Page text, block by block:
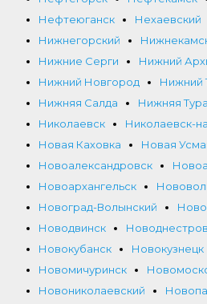
Нефтеюганск
Нехаевский
Нижнегорский
Нижние Серги
Нижний
Нижний Новгород
Нижний
Нижняя Салда
Нижняя Тура
Николаевск
Николаевск-
Новая Каховка
Новая
Новоалександровск
Новоархангельск
Новоград-Волынский
Новодвинск
Новокубанск
Новокузнецк
Новомичуринск
Новониколаевский